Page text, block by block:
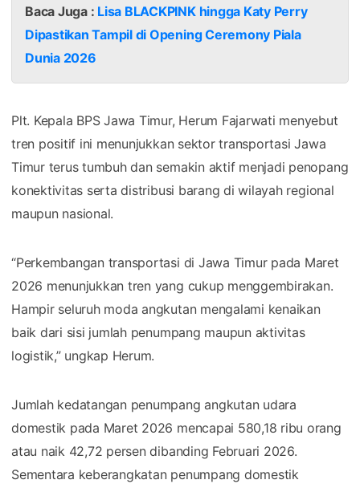
Baca Juga : Lisa BLACKPINK hingga Katy Perry
Dipastikan Tampil di Opening Ceremony Piala
Dunia 2026
Plt. Kepala BPS Jawa Timur, Herum Fajarwati menyebut
tren positif ini menunjukkan sektor transportasi Jawa
Timur terus tumbuh dan semakin aktif menjadi penopang
konektivitas serta distribusi barang di wilayah regional
maupun nasional.
“Perkembangan transportasi di Jawa Timur pada Maret
2026 menunjukkan tren yang cukup menggembirakan.
Hampir seluruh moda angkutan mengalami kenaikan
baik dari sisi jumlah penumpang maupun aktivitas
logistik,” ungkap Herum.
Jumlah kedatangan penumpang angkutan udara
domestik pada Maret 2026 mencapai 580,18 ribu orang
atau naik 42,72 persen dibanding Februari 2026.
Sementara keberangkatan penumpang domestik